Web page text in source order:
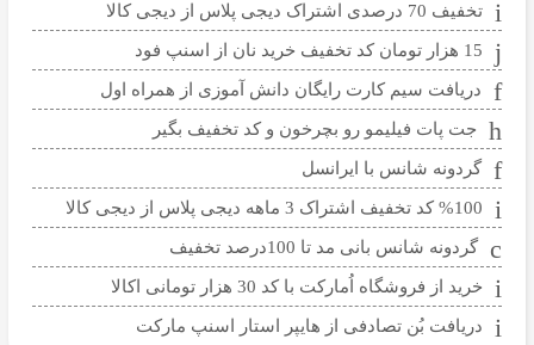
تخفیف 70 درصدی اشتراک دیجی پلاس از دیجی کالا
15 هزار تومان کد تخفیف خرید نان از اسنپ فود
دریافت سیم کارت رایگان دانش آموزی از همراه اول
جت پات فیلیمو رو بچرخون و کد تخفیف بگیر
گردونه شانس با ایرانسل
%100 کد تخفیف اشتراک 3 ماهه دیجی پلاس از دیجی کالا
گردونه شانس بانی مد تا 100درصد تخفیف
خرید از فروشگاه اُمارکت با کد 30 هزار تومانی اکالا
دریافت بُن تصادفی از هایپر استار اسنپ مارکت